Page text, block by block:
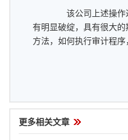
该公司上述操作过
有明显破绽，具有很大
方法，如何执行审计程序
更多相关文章